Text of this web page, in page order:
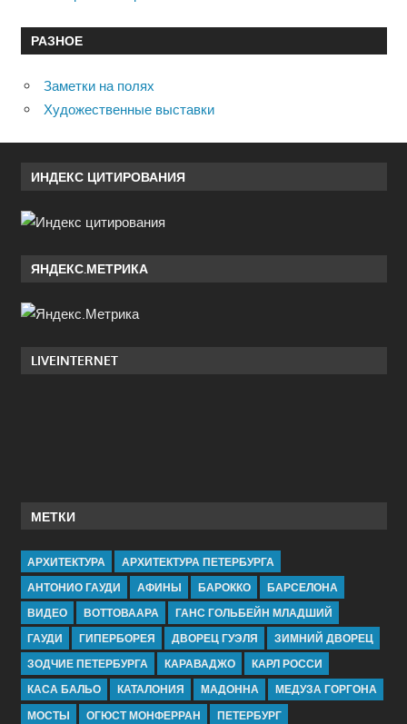
РАЗНОЕ
Заметки на полях
Художественные выставки
ИНДЕКС ЦИТИРОВАНИЯ
ЯНДЕКС.МЕТРИКА
LIVEINTERNET
МЕТКИ
АРХИТЕКТУРА
АРХИТЕКТУРА ПЕТЕРБУРГА
АНТОНИО ГАУДИ
АФИНЫ БАРОККО
БАРСЕЛОНА
ВИДЕО
ВОТТОВААРА
ГАНС ГОЛЬБЕЙН МЛАДШИЙ
ГАУДИ
ГИПЕРБОРЕЯ ДВОРЕЦ ГУЭЛЯ
ЗИМНИЙ ДВОРЕЦ
ЗОДЧИЕ ПЕТЕРБУРГА
КАРАВАДЖО
КАРЛ РОССИ
КАСА БАЛЬО
КАТАЛОНИЯ МАДОННА
МЕДУЗА ГОРГОНА
МОСТЫ
ОГЮСТ МОНФЕРРАН ПЕТЕРБУРГ